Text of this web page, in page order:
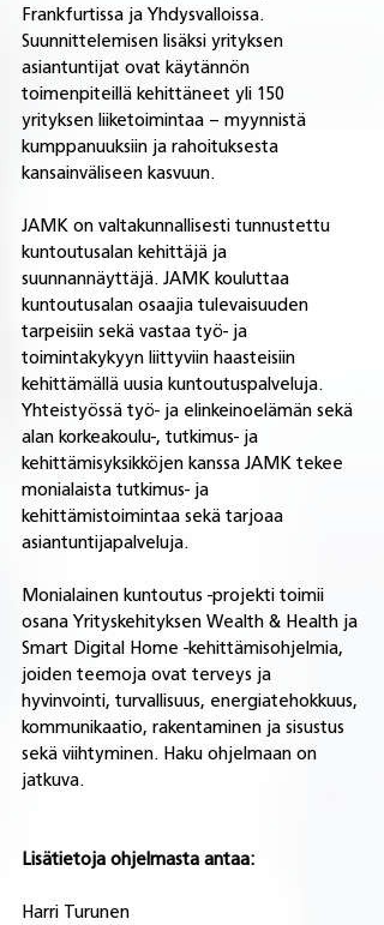
Frankfurtissa ja Yhdysvalloissa.
Suunnittelemisen lisäksi yrityksen
asiantuntijat ovat käytännön
toimenpiteillä kehittäneet yli 150
yrityksen liiketoimintaa – myynnistä
kumppanuuksiin ja rahoituksesta
kansainväliseen kasvuun.
JAMK on valtakunnallisesti tunnustettu
kuntoutusalan kehittäjä ja
suunnannäyttäjä. JAMK kouluttaa
kuntoutusalan osaajia tulevaisuuden
tarpeisiin sekä vastaa työ- ja
toimintakykyyn liittyviin haasteisiin
kehittämällä uusia kuntoutuspalveluja.
Yhteistyössä työ- ja elinkeinoelämän sekä
alan korkeakoulu-, tutkimus- ja
kehittämisyksikköjen kanssa JAMK tekee
monialaista tutkimus- ja
kehittämistoimintaa sekä tarjoaa
asiantuntijapalveluja.
Monialainen kuntoutus -projekti toimii
osana Yrityskehityksen Wealth & Health ja
Smart Digital Home -kehittämisohjelmia,
joiden teemoja ovat terveys ja
hyvinvointi, turvallisuus, energiatehokkuus,
kommunikaatio, rakentaminen ja sisustus
sekä viihtyminen. Haku ohjelmaan on
jatkuva.
Lisätietoja ohjelmasta antaa:
Harri Turunen